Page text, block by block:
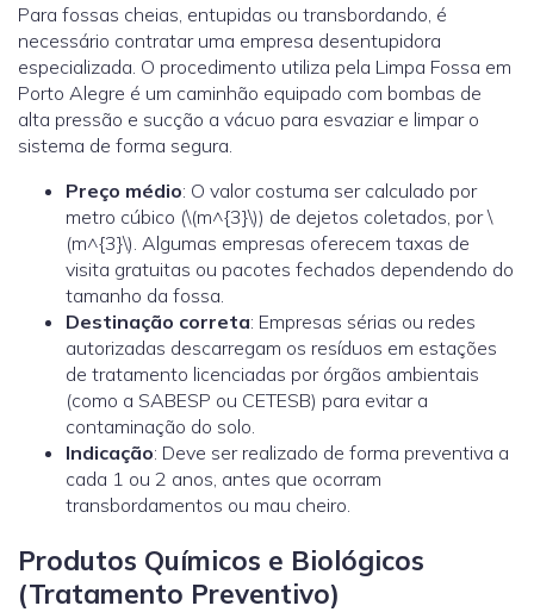
Para fossas cheias, entupidas ou transbordando, é
necessário contratar uma empresa desentupidora
especializada. O procedimento utiliza pela Limpa Fossa em
Porto Alegre é um caminhão equipado com bombas de
alta pressão e sucção a vácuo para esvaziar e limpar o
sistema de forma segura.
Preço médio: O valor costuma ser calculado por
metro cúbico (\(m^{3}\)) de dejetos coletados, por \
(m^{3}\). Algumas empresas oferecem taxas de
visita gratuitas ou pacotes fechados dependendo do
tamanho da fossa.
Destinação correta: Empresas sérias ou redes
autorizadas descarregam os resíduos em estações
de tratamento licenciadas por órgãos ambientais
(como a SABESP ou CETESB) para evitar a
contaminação do solo.
Indicação: Deve ser realizado de forma preventiva a
cada 1 ou 2 anos, antes que ocorram
transbordamentos ou mau cheiro.
Produtos Químicos e Biológicos
(Tratamento Preventivo)